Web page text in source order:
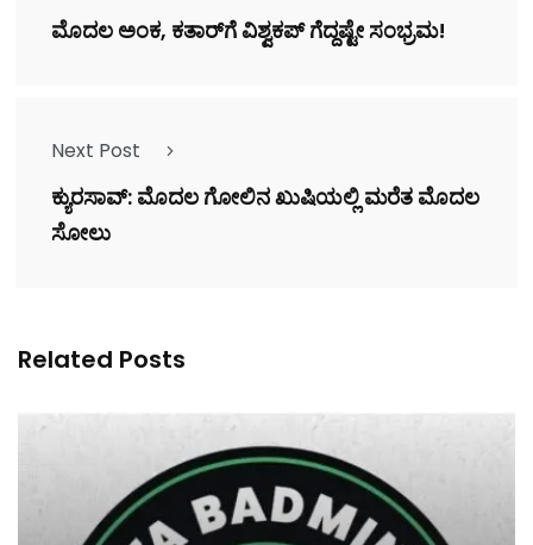
ಮೊದಲ ಅಂಕ, ಕತಾರ್‌ಗೆ ವಿಶ್ವಕಪ್‌ ಗೆದ್ದಷ್ಟೇ ಸಂಭ್ರಮ!
Next Post
ಕ್ಯುರಸಾವ್‌: ಮೊದಲ ಗೋಲಿನ ಖುಷಿಯಲ್ಲಿ ಮರೆತ ಮೊದಲ
ಸೋಲು
Related Posts